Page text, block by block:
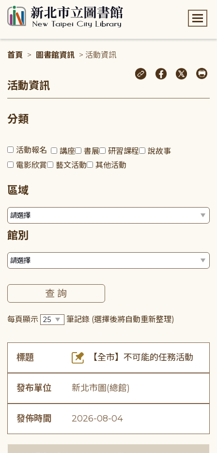
首頁 > 圖書館資訊 > 活動資訊
活動資訊
分類
活動報名 講座 書展 研習課程
說故事
電影欣賞
藝文活動 其他活動
區域
館別
每頁顯示 筆記錄 (選擇後將自動重新整理)
標題 【全市】不可能的任務活動
發布單位 新北市圖(總館)
發佈時間 2026-08-04